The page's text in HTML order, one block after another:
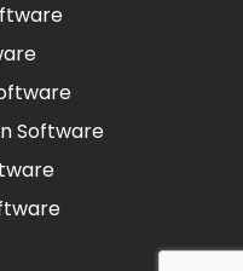
Software